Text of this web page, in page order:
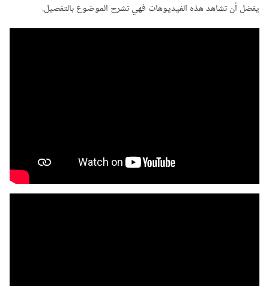
يفضل أن تشاهد هذه الفيديوهات فهي تشرح الموضوع بالتفصيل.